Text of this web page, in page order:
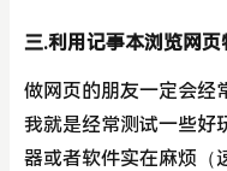
三.利用记事本浏览网页
做网页的朋友一定会经
我就是经常测试一些好
器或者软件实在麻烦（